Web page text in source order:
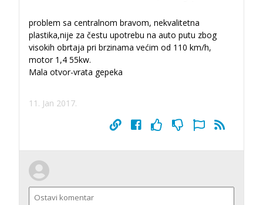
problem sa centralnom bravom, nekvalitetna
plastika,nije za čestu upotrebu na auto putu zbog
visokih obrtaja pri brzinama većim od 110 km/h,
motor 1,4 55kw.
Mala otvor-vrata gepeka
11. Jan 2017.